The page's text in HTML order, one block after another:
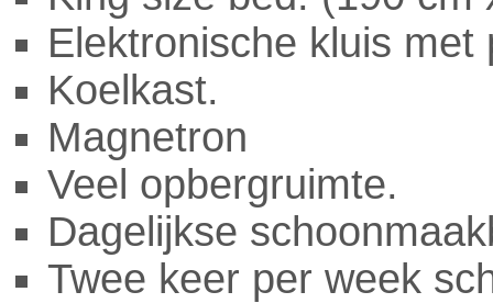
Elektronische kluis
Koelkast.
Magnetron
Veel opbergruimte.
Dagelijkse
Twee keer per week